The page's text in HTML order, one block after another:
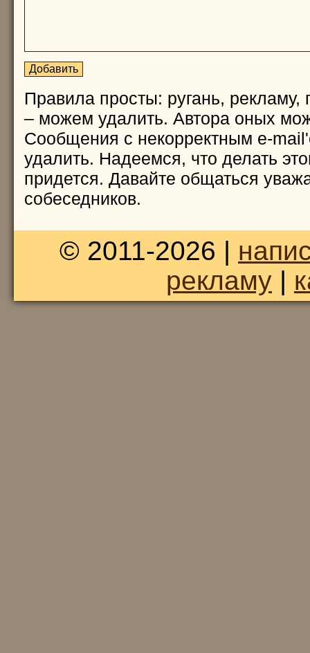
Правила просты: ругань, рекламу,
– можем удалить. Автора оных
Сообщения с некорректным e-
удалить. Надеемся, что делать
придется. Давайте общаться
собеседников.
© 2011-2026 |
рекламу|